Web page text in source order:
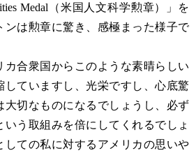
Medal（米国人文科学勲章）」を
ンは勲章に驚き、感極まった様子で
合衆国からこのような素晴らしい
していますし、光栄ですし、心底驚
大切なものになるでしょうし、必ず
う取組みを倍にしてくれるでしょ
しての私に対するアメリカの思いや